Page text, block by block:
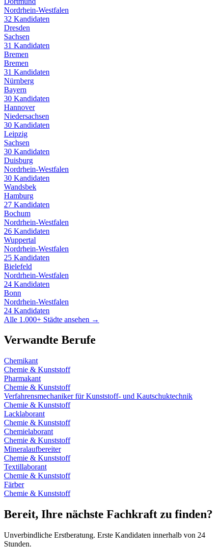
Nordrhein-Westfalen
32 Kandidaten
Dresden
Sachsen
31 Kandidaten
Bremen
Bremen
31 Kandidaten
Nürnberg
Bayern
30 Kandidaten
Hannover
Niedersachsen
30 Kandidaten
Leipzig
Sachsen
30 Kandidaten
Duisburg
Nordrhein-Westfalen
30 Kandidaten
Wandsbek
Hamburg
27 Kandidaten
Bochum
Nordrhein-Westfalen
26 Kandidaten
Wuppertal
Nordrhein-Westfalen
25 Kandidaten
Bielefeld
Nordrhein-Westfalen
24 Kandidaten
Bonn
Nordrhein-Westfalen
24 Kandidaten
Alle 1.000+ Städte ansehen →
Verwandte Berufe
Chemikant
Chemie & Kunststoff
Pharmakant
Chemie & Kunststoff
Verfahrensmechaniker für Kunststoff- und Kautschuktechnik
Chemie & Kunststoff
Lacklaborant
Chemie & Kunststoff
Chemielaborant
Chemie & Kunststoff
Mineralaufbereiter
Chemie & Kunststoff
Textillaborant
Chemie & Kunststoff
Färber
Chemie & Kunststoff
Bereit, Ihre nächste Fachkraft zu finden?
Unverbindliche Erstberatung. Erste Kandidaten innerhalb von 24
Stunden.